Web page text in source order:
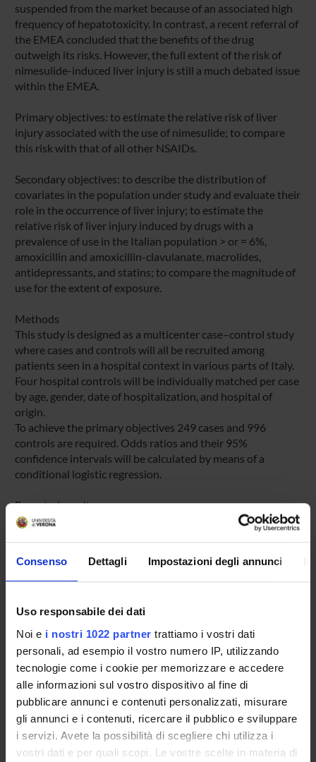
Consenso Dettagli Impostazioni degli annunci
Uso responsabile dei dati
Noi e i nostri 1022 partner trattiamo i vostri dati
personali, ad esempio il vostro numero IP, utilizzando
tecnologie come i cookie per memorizzare e accedere
alle informazioni sul vostro dispositivo al fine di
pubblicare annunci e contenuti personalizzati, misurare
gli annunci e i contenuti, ricercare il pubblico e sviluppare
i servizi. Avete la possibilità di scegliere chi utilizza i
vostri dati e per quali scopi. Le vostre scelte in materia di
suspended from the market because of an associated high
frequency of hepatotoxicity. In contrast, a recent referral of
the EMEA concluded that the benefits of the drug
outweigh its risks. However, the full extent of the risk of
nimesulide-induced liver injury is still a much debated issue
within the EMEA.
Primary objectives: to estimate the relative risk of liver
injury associated with the use of nimesulide; to compare
this risk with that of all other NSAIDs.
Secondary objectives: to describe the distribution of
covariates in the population under study and evaluate their
role in the occurrence of liver injury; to estimate the
relative risk of liver injury induced by drugs with a
prevalence of use in the Italian population > or = 6%,
amoxicillin and amoxicillin-clavulanate, macrolides,
antidepressants, and statins; to compare the magnitude of
use for the extent of exposure.
Methods
This study is designed as a multicenter case–control study
where cases and controls will all be recruited among
patients seen in a hospital context in various parts of Italy.
Four hospital controls will be individually matched per case
by age, gender, date of hospitalization, and hospital of
origin.
To achieve the primary objectives 249 cases and 996
controls are required. Odds ratios and their 95%
confidence intervals will be calculated by means of a
conditional logistic regression.
Expected results
The study should be able to estimate the risk of liver injury
the general population of about 7%. The results of this
study could strongly affect regulatory decisions within the
estimates of risk for different classes of drugs, whose
hepatotoxicity has recently been highlighted.
ENTI FINANZIATORI:
AIFA - Associazione Italiana del Farmaco
Finanziamento:assegnato e gestito dal Dipartimento